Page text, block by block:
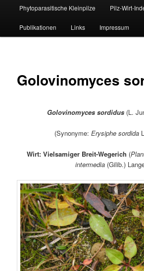
Phytoparasitische Kleinpilze Pilz-Wirt-
Publikationen Links Impressum
Golovinomyces
Golovinomyces sordidus (L.
(Synonyme: Erysiphe sordida
Wirt: Vielsamiger Breit-Wegerich (
intermedia(Gilib.)